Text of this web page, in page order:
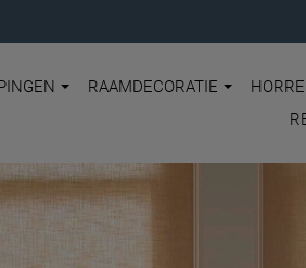
RAAMDECORATIE